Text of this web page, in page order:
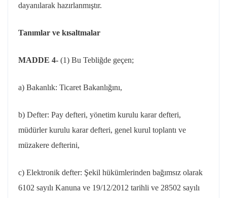
dayanılarak hazırlanmıştır.
Tanımlar ve kısaltmalar
MADDE 4- (1) Bu Tebliğde geçen;
a) Bakanlık: Ticaret Bakanlığını,
b) Defter: Pay defteri, yönetim kurulu karar defteri,
müdürler kurulu karar defteri, genel kurul toplantı ve
müzakere defterini,
c) Elektronik defter: Şekil hükümlerinden bağımsız olarak
6102 sayılı Kanuna ve 19/12/2012 tarihli ve 28502 sayılı